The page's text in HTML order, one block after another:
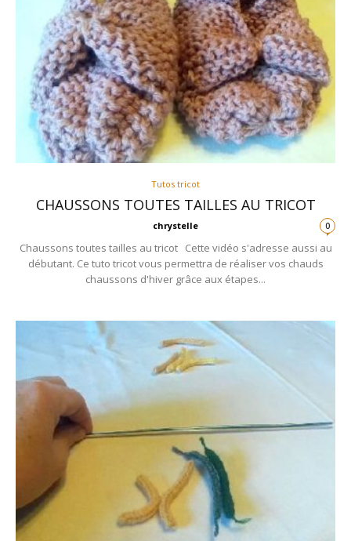
Tutos tricot
CHAUSSONS TOUTES TAILLES AU TRICOT
chrystelle 0
Chaussons toutes tailles au tricot Cette vidéo s'adresse aussi au
débutant. Ce tuto tricot vous permettra de réaliser vos chauds
chaussons d'hiver grâce aux étapes...